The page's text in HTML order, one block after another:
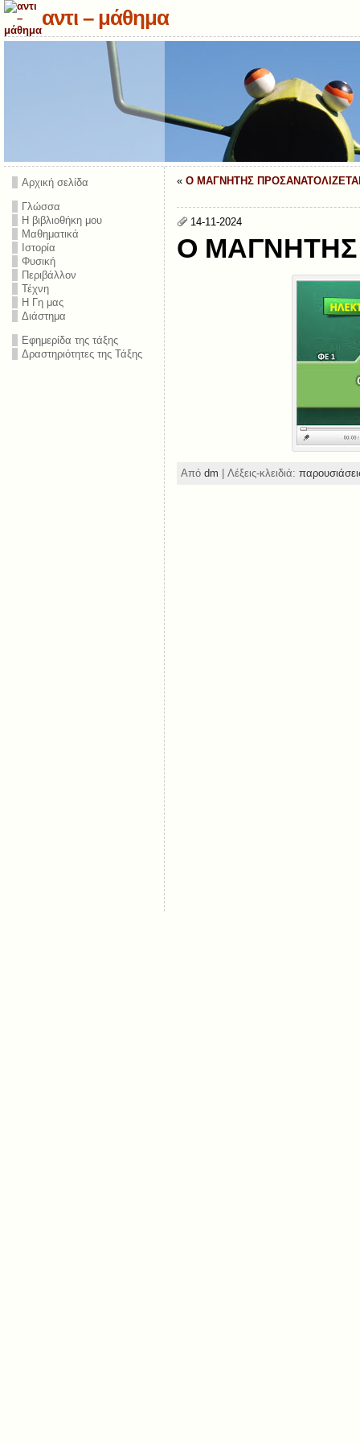
αντι – μάθημα
Αρχική σελίδα
Γλώσσα
Η βιβλιοθήκη μου
Μαθηματικά
Ιστορία
Φυσική
Περιβάλλον
Τέχνη
Η Γη μας
Διάστημα
Εφημερίδα της τάξης
Δραστηριότητες της Τάξης
« Ο ΜΑΓΝΗΤΗΣ
14-11-2024
Ο ΜΑΓΝΗΤΗΣ
Από dm | Λέξεις-κλειδιά: